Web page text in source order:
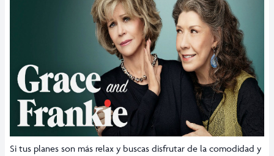
Si tus planes son más relax y buscas disfrutar de la comodidad y